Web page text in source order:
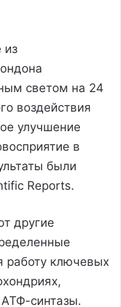
из
светом на 24
воздействия
улучшение
в
были
Reports.
другие
работу ключевых
синтазы.